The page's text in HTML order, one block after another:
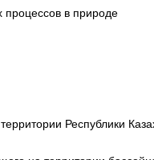
процессов в природе
Республики